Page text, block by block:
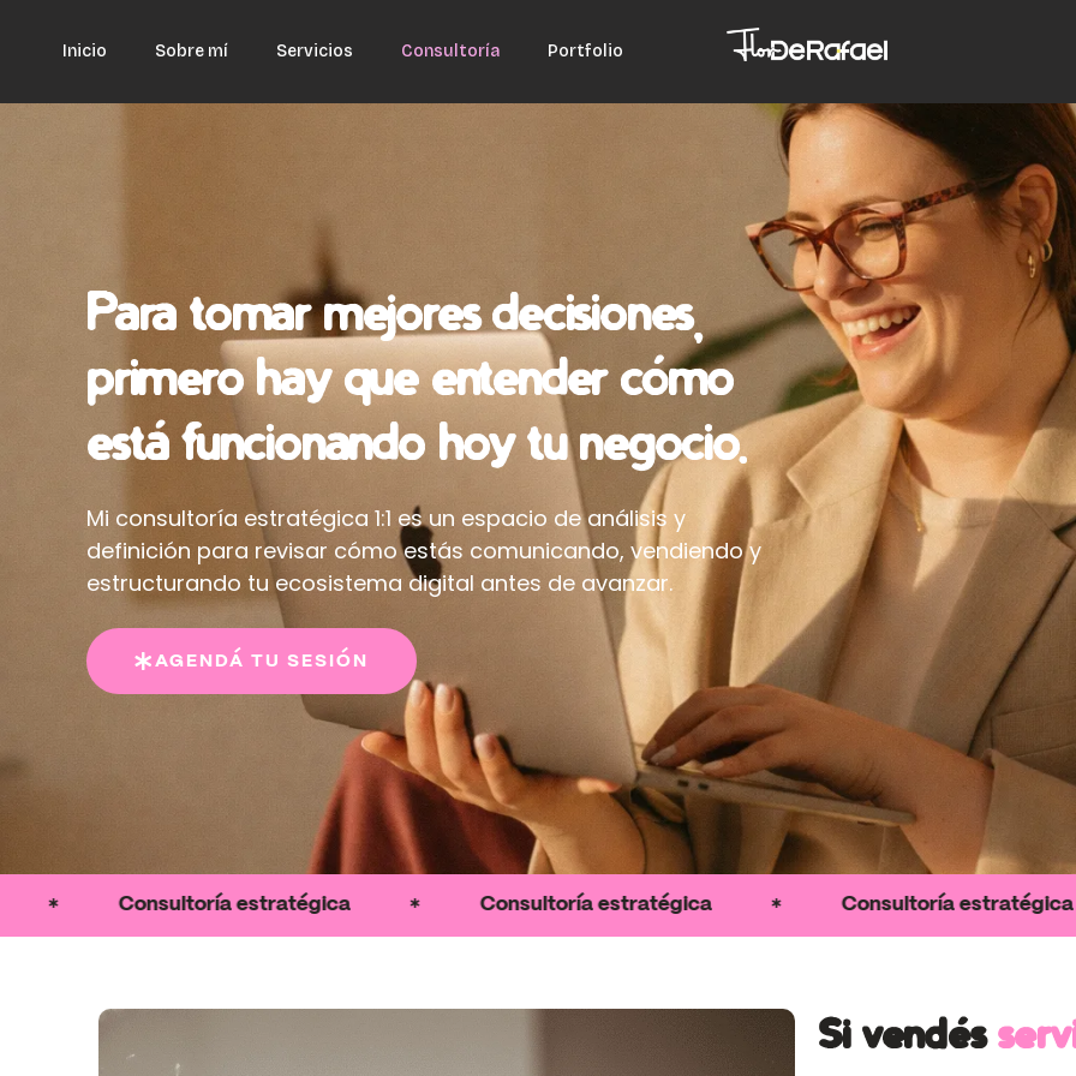
Inicio Sobre mí Servicios Consultoría Portfolio
Para tomar mejores decisiones,
primero hay que entender cómo
está funcionando hoy tu negocio.
Mi consultoría estratégica 1:1 es un espacio de análisis y
definición para revisar cómo estás comunicando, vendiendo y
estructurando tu ecosistema digital antes de avanzar.
AGENDÁ TU SESIÓN
Consultoría estratégica Consultoría estratégica Consultoría estratégica
Si vendés